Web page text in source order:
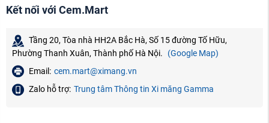
Kết nối với Cem.Mart
Tầng 20, Tòa nhà HH2A Bắc Hà, Số 15 đường Tố Hữu,
Phường Thanh Xuân, Thành phố Hà Nội.
(Google Map)
Email: cem.mart@ximang.vn
Zalo hỗ trợ: Trung tâm Thông tin Xi măng Gamma